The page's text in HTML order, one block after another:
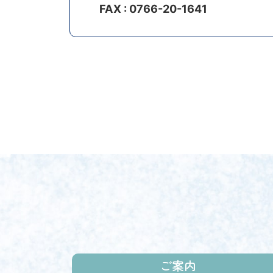
FAX : 0766-20-1641
ご案内